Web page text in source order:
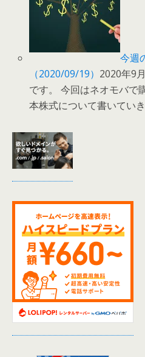
今週
（2020/09/19） 2020年9
です。 今回はネオモバで
本株式について書いてい